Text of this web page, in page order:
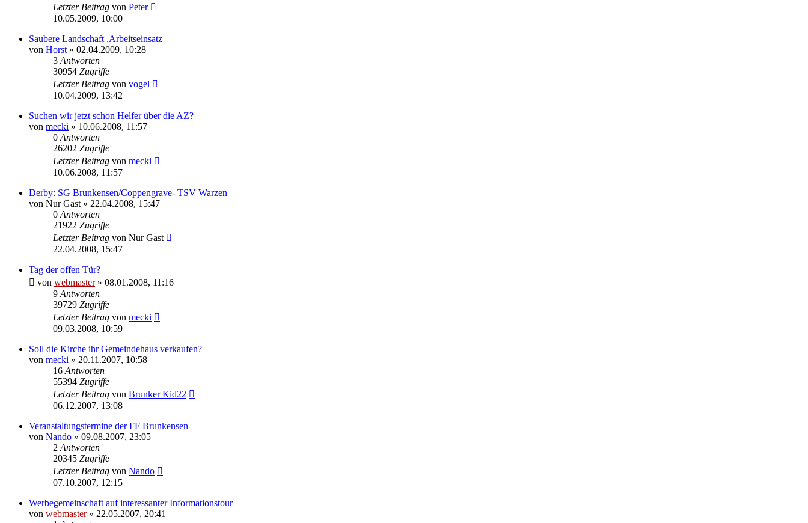
Letzter Beitrag von Peter
10.05.2009, 10:00
Saubere Landschaft ,Arbeitseinsatz
von Horst » 02.04.2009, 10:28
3 Antworten
30954 Zugriffe
Letzter Beitrag von vogel
10.04.2009, 13:42
Suchen wir jetzt schon Helfer über die AZ?
von mecki » 10.06.2008, 11:57
0 Antworten
26202 Zugriffe
Letzter Beitrag von mecki
10.06.2008, 11:57
Derby: SG Brunkensen/Coppengrave- TSV Warzen
von Nur Gast » 22.04.2008, 15:47
0 Antworten
21922 Zugriffe
Letzter Beitrag von Nur Gast
22.04.2008, 15:47
Tag der offen Tür?
von webmaster» 08.01.2008, 11:16
9 Antworten
39729 Zugriffe
Letzter Beitrag von mecki
09.03.2008, 10:59
Soll die Kirche ihr Gemeindehaus verkaufen?
von mecki » 20.11.2007, 10:58
16 Antworten
55394 Zugriffe
Letzter Beitrag von Brunker Kid22
06.12.2007, 13:08
Veranstaltungstermine der FF Brunkensen
von Nando » 09.08.2007, 23:05
2 Antworten
20345 Zugriffe
Letzter Beitrag von Nando
07.10.2007, 12:15
Werbegemeinschaft auf interessanter Informationstour
von webmaster» 22.05.2007, 20:41